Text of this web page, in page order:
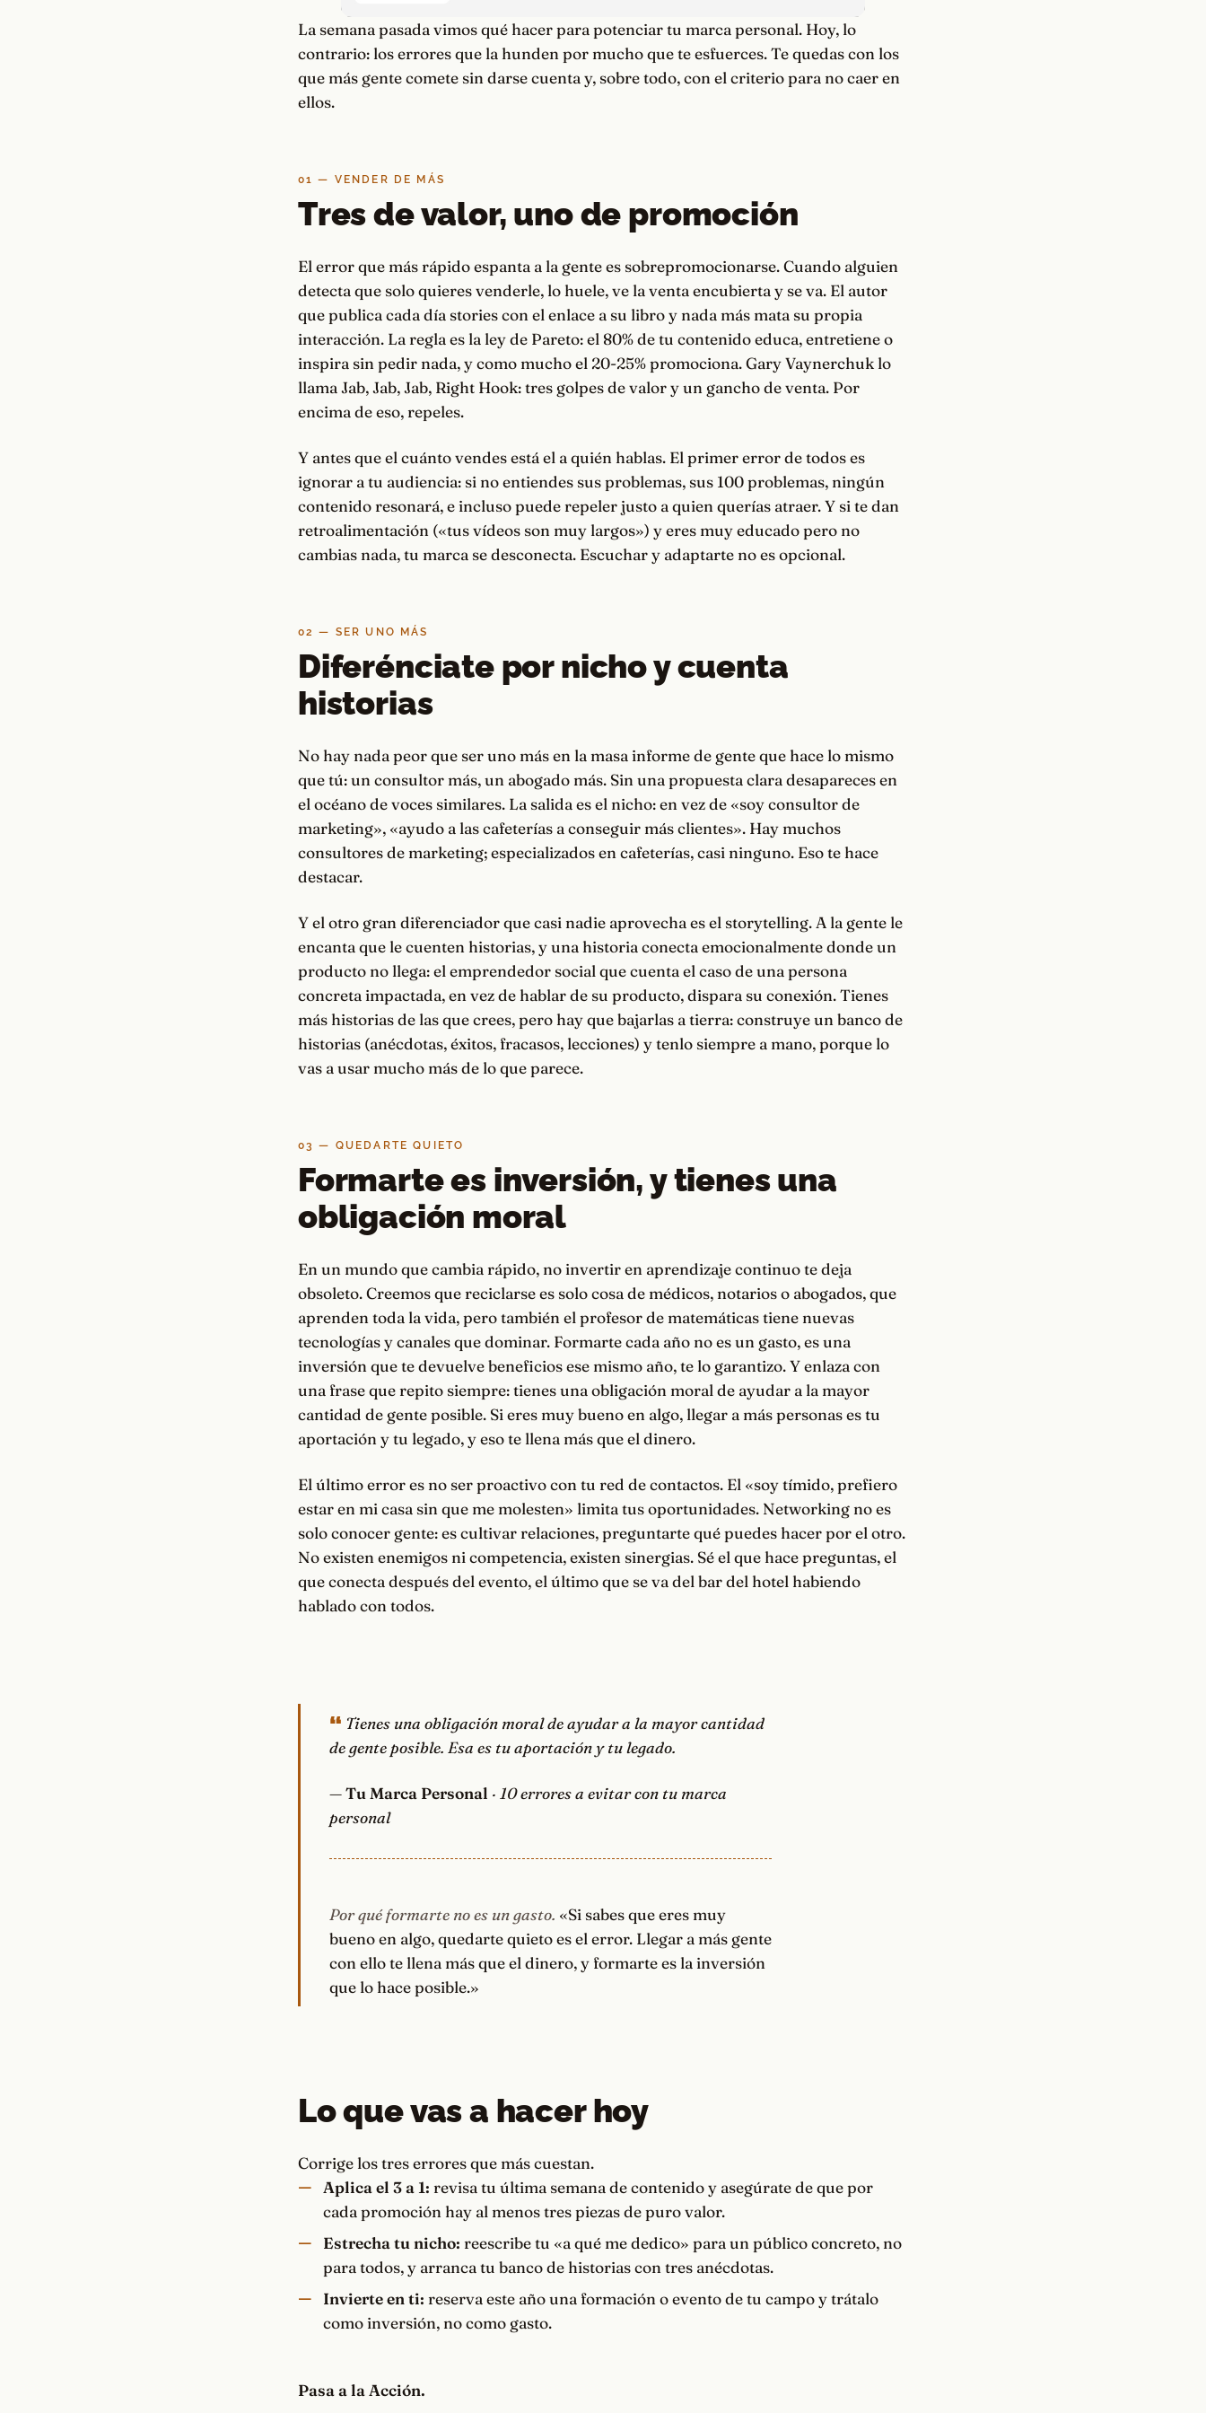
La semana pasada vimos qué hacer para potenciar tu marca personal. Hoy, lo
contrario: los errores que la hunden por mucho que te esfuerces. Te quedas con los
que más gente comete sin darse cuenta y, sobre todo, con el criterio para no caer en
ellos.
01 — VENDER DE MÁS
Tres de valor, uno de promoción
El error que más rápido espanta a la gente es sobrepromocionarse. Cuando alguien
detecta que solo quieres venderle, lo huele, ve la venta encubierta y se va. El autor
que publica cada día stories con el enlace a su libro y nada más mata su propia
interacción. La regla es la ley de Pareto: el 80% de tu contenido educa, entretiene o
inspira sin pedir nada, y como mucho el 20-25% promociona. Gary Vaynerchuk lo
llama Jab, Jab, Jab, Right Hook: tres golpes de valor y un gancho de venta. Por
encima de eso, repeles.
Y antes que el cuánto vendes está el a quién hablas. El primer error de todos es
ignorar a tu audiencia: si no entiendes sus problemas, sus 100 problemas, ningún
contenido resonará, e incluso puede repeler justo a quien querías atraer. Y si te dan
retroalimentación («tus vídeos son muy largos») y eres muy educado pero no
cambias nada, tu marca se desconecta. Escuchar y adaptarte no es opcional.
02 — SER UNO MÁS
Diferénciate por nicho y cuenta
historias
No hay nada peor que ser uno más en la masa informe de gente que hace lo mismo
que tú: un consultor más, un abogado más. Sin una propuesta clara desapareces en
el océano de voces similares. La salida es el nicho: en vez de «soy consultor de
marketing», «ayudo a las cafeterías a conseguir más clientes». Hay muchos
consultores de marketing; especializados en cafeterías, casi ninguno. Eso te hace
destacar.
Y el otro gran diferenciador que casi nadie aprovecha es el storytelling. A la gente le
encanta que le cuenten historias, y una historia conecta emocionalmente donde un
producto no llega: el emprendedor social que cuenta el caso de una persona
concreta impactada, en vez de hablar de su producto, dispara su conexión. Tienes
más historias de las que crees, pero hay que bajarlas a tierra: construye un banco de
historias (anécdotas, éxitos, fracasos, lecciones) y tenlo siempre a mano, porque lo
vas a usar mucho más de lo que parece.
03 — QUEDARTE QUIETO
Formarte es inversión, y tienes una
obligación moral
En un mundo que cambia rápido, no invertir en aprendizaje continuo te deja
obsoleto. Creemos que reciclarse es solo cosa de médicos, notarios o abogados, que
aprenden toda la vida, pero también el profesor de matemáticas tiene nuevas
tecnologías y canales que dominar. Formarte cada año no es un gasto, es una
inversión que te devuelve beneficios ese mismo año, te lo garantizo. Y enlaza con
una frase que repito siempre: tienes una obligación moral de ayudar a la mayor
cantidad de gente posible. Si eres muy bueno en algo, llegar a más personas es tu
aportación y tu legado, y eso te llena más que el dinero.
El último error es no ser proactivo con tu red de contactos. El «soy tímido, prefiero
estar en mi casa sin que me molesten» limita tus oportunidades. Networking no es
solo conocer gente: es cultivar relaciones, preguntarte qué puedes hacer por el otro.
No existen enemigos ni competencia, existen sinergias. Sé el que hace preguntas, el
que conecta después del evento, el último que se va del bar del hotel habiendo
hablado con todos.
Tienes una obligación moral de ayudar a la mayor cantidad
de gente posible. Esa es tu aportación y tu legado.
—Tu Marca Personal · 10 errores a evitar con tu marca
personal
Por qué formarte no es un gasto. «Si sabes que eres muy
bueno en algo, quedarte quieto es el error. Llegar a más gente
con ello te llena más que el dinero, y formarte es la inversión
que lo hace posible.»
Lo que vas a hacer hoy
Corrige los tres errores que más cuestan.
Aplica el 3 a 1: revisa tu última semana de contenido y asegúrate de que por
cada promoción hay al menos tres piezas de puro valor.
Estrecha tu nicho: reescribe tu «a qué me dedico» para un público concreto, no
para todos, y arranca tu banco de historias con tres anécdotas.
Invierte en ti: reserva este año una formación o evento de tu campo y trátalo
como inversión, no como gasto.
Pasa a la Acción.